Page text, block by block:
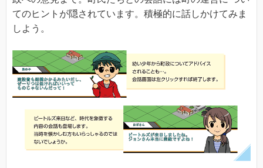
てのヒントが隠されています。積極的に話しかけてみま
しよう。